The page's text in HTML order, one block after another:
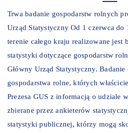
Trwa badanie gospodarstw rolnych
Urząd Statystyczny Od 1 czerwca do
terenie całego kraju realizowane jest
statystyki dotyczące gospodarstw
Główny Urząd Statystyczny.
gospodarstwa rolne, których
Prezesa GUS z informacją o udziale
zbierane przez ankieterów
statystyki publicznej, którzy mogą